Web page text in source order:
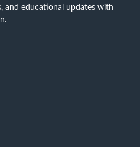
and educational updates with